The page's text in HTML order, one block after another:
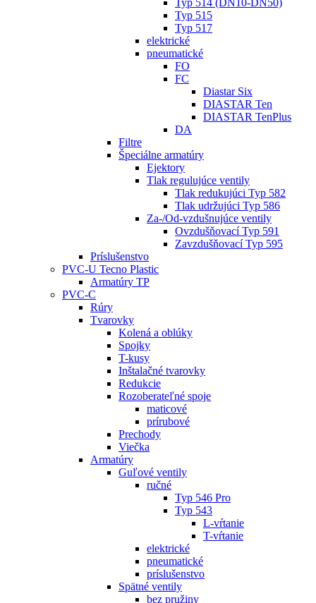
Typ 514 (DN10-DN50)
Typ 515
Typ 517
elektrické
pneumatické
FO
FC
Diastar Six
DIASTAR Ten
DIASTAR TenPlus
DA
Filtre
Špeciálne armatúry
Ejektory
Tlak regulujúce ventily
Tlak redukujúci Typ 582
Tlak udržujúci Typ 586
Za-/Od-vzdušnujúce ventily
Ovzdušňovací Typ 591
Zavzdušňovací Typ 595
Príslušenstvo
PVC-U Tecno Plastic
Armatúry TP
PVC-C
Rúry
Tvarovky
Kolená a oblúky
Spojky
T-kusy
Inštalačné tvarovky
Redukcie
Rozoberateľné spoje
maticové
prírubové
Prechody
Viečka
Armatúry
Guľové ventily
ručné
Typ 546 Pro
Typ 543
L-vŕtanie
T-vŕtanie
elektrické
pneumatické
príslušenstvo
Spätné ventily
bez pružiny